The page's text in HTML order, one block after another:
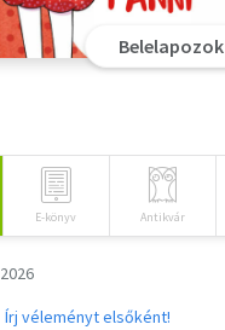
Belelapozok
E-könyv Antikvár
Írj véleményt elsőként!